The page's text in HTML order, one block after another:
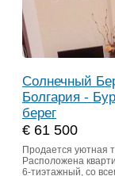
Солнечный
Болгария -
берег
€ 61 500
Продается уютная
Расположена
6-тиэтажный, со